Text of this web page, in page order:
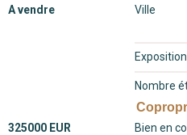
A vendre Ville
Exposition
Nombre
325000 EUR Bien en